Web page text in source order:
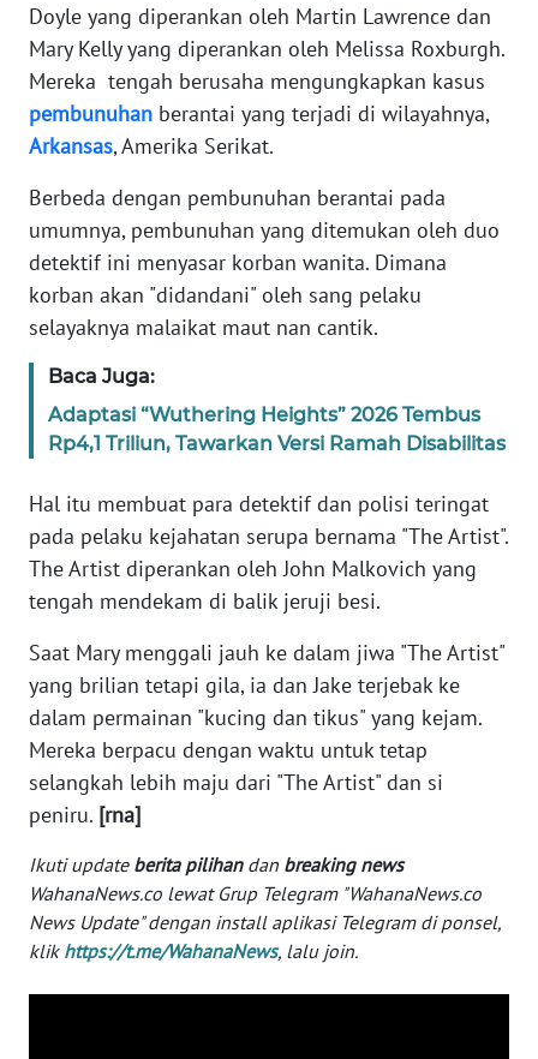
Doyle yang diperankan oleh Martin Lawrence dan
Mary Kelly yang diperankan oleh Melissa Roxburgh.
Mereka tengah berusaha mengungkapkan kasus
pembunuhan berantai yang terjadi di wilayahnya,
Arkansas, Amerika Serikat.
Berbeda dengan pembunuhan berantai pada
umumnya, pembunuhan yang ditemukan oleh duo
detektif ini menyasar korban wanita. Dimana
korban akan "didandani" oleh sang pelaku
selayaknya malaikat maut nan cantik.
Baca Juga:
Adaptasi “Wuthering Heights” 2026 Tembus
Rp4,1 Triliun, Tawarkan Versi Ramah Disabilitas
Hal itu membuat para detektif dan polisi teringat
pada pelaku kejahatan serupa bernama "The Artist".
The Artist diperankan oleh John Malkovich yang
tengah mendekam di balik jeruji besi.
Saat Mary menggali jauh ke dalam jiwa "The Artist"
yang brilian tetapi gila, ia dan Jake terjebak ke
dalam permainan "kucing dan tikus" yang kejam.
Mereka berpacu dengan waktu untuk tetap
selangkah lebih maju dari "The Artist" dan si
peniru. [rna]
Ikuti update berita pilihandan breaking news
WahanaNews.co lewat Grup Telegram "WahanaNews.co
News Update" dengan install aplikasi Telegram di ponsel,
klik https://t.me/WahanaNews, lalu join.
KARIR
DISCLAIMER
News
Regional
WN
SUMUT
JAKARTA
WN
WN
BANTEN
NTT
WN
KEPRI
WN
WN
PAPUA
BARAT